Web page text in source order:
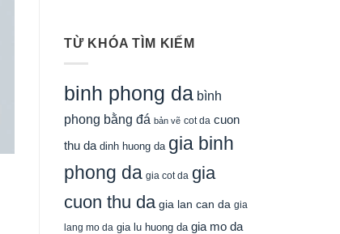
TỪ KHÓA TÌM KIẾM
binh phong da bình
phong bằng đá bản vẽ cot da cuon
thu da dinh huong da gia binh
phong da gia cot da gia
cuon thu da gia lan can da gia
lang mo da gia lu huong da gia mo da